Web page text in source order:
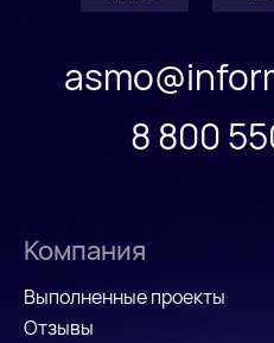
8 800
Компания
Выполненные проекты
Отзывы